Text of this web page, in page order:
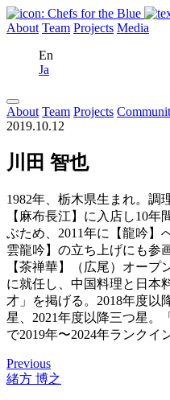
About Team Projects Media
En
Ja
About Team Projects
2019.10.12
川田 智也
1982年、栃木県生まれ。調
【麻布長江】に入店し10
ぶため、2011年に【龍吟】
雲龍吟】の立ち上げにも参
【茶禅華】（広尾）オープ
に就任し、中国料理と日本
才」を掲げる。2018年度以
星、2021年度以降三つ星。
で2019年〜2024年ランクイ
Previous
緒方 博之